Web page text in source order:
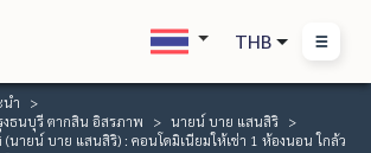
THB
นำ
งธนบุรี ตากสิน อิสรภาพ
นายน์ บาย แสนสิริ
(นายน์ บาย แสนสิริ) : คอนโดมิเนียมให้เช่า 1 ห้องนอน ใกล้ว